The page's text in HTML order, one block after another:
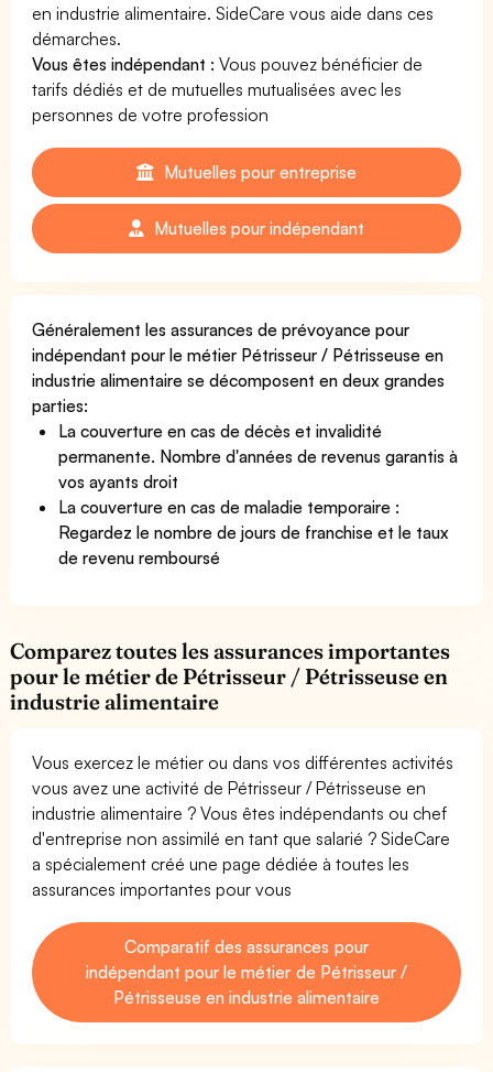
en industrie alimentaire. SideCare vous aide dans ces
démarches.
Vous êtes indépendant : Vous pouvez bénéficier de
tarifs dédiés et de mutuelles mutualisées avec les
personnes de votre profession
Mutuelles pour entreprise
Mutuelles pour indépendant
Généralement les assurances de prévoyance pour
indépendant pour le métier Pétrisseur / Pétrisseuse en
industrie alimentaire se décomposent en deux grandes
parties:
La couverture en cas de décès et invalidité
permanente. Nombre d'années de revenus garantis à
vos ayants droit
La couverture en cas de maladie temporaire :
Regardez le nombre de jours de franchise et le taux
de revenu remboursé
Comparez toutes les assurances importantes
pour le métier de Pétrisseur / Pétrisseuse en
industrie alimentaire
Vous exercez le métier ou dans vos différentes activités
vous avez une activité de Pétrisseur / Pétrisseuse en
industrie alimentaire ? Vous êtes indépendants ou chef
d'entreprise non assimilé en tant que salarié ? SideCare
a spécialement créé une page dédiée à toutes les
assurances importantes pour vous
Comparatif des assurances pour
indépendant pour le métier de Pétrisseur /
Pétrisseuse en industrie alimentaire